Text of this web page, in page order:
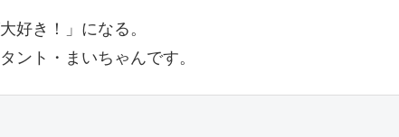
好き！」になる。
ント・まいちゃんです。